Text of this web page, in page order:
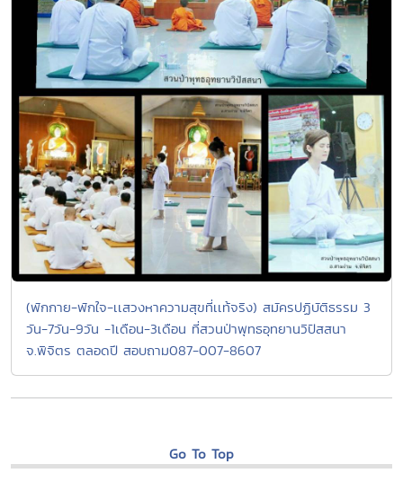
(พักกาย-พักใจ-เเสวงหาความสุขที่เเท้จริง) สมัครปฏิบัติธรรม 3
วัน-7วัน-9วัน -1เดือน-3เดือน ที่สวนป่าพุทธอุทยานวิปัสสนา
จ.พิจิตร ตลอดปี สอบถาม087-007-8607
Go To Top